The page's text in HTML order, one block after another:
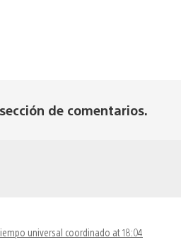
de comentarios.
universal coordinado at 18:04